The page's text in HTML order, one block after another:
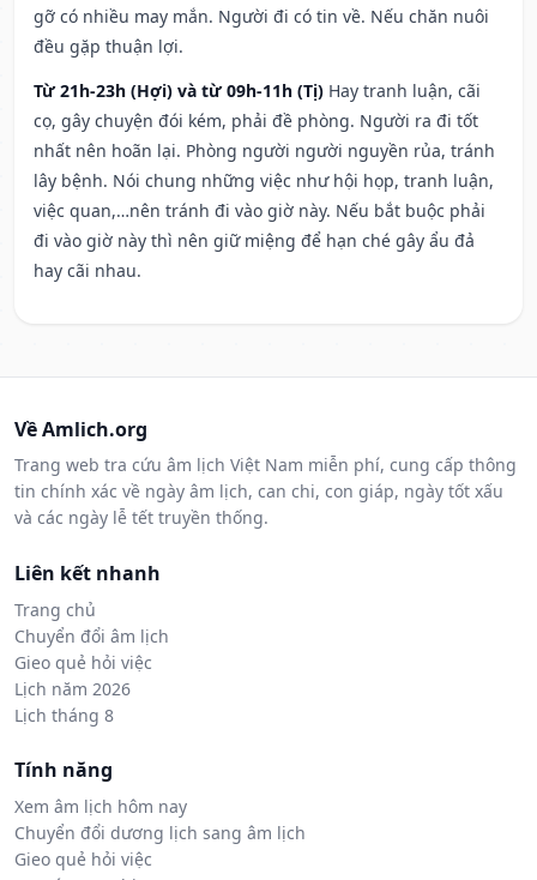
gỡ có nhiều may mắn. Người đi có tin về. Nếu chăn nuôi
đều gặp thuận lợi.
Từ 21h-23h (Hợi) và từ 09h-11h (Tị) Hay tranh luận, cãi
cọ, gây chuyện đói kém, phải đề phòng. Người ra đi tốt
nhất nên hoãn lại. Phòng người người nguyền rủa, tránh
lây bệnh. Nói chung những việc như hội họp, tranh luận,
việc quan,…nên tránh đi vào giờ này. Nếu bắt buộc phải
đi vào giờ này thì nên giữ miệng để hạn ché gây ẩu đả
hay cãi nhau.
Về Amlich.org
Trang web tra cứu âm lịch Việt Nam miễn phí, cung cấp thông
tin chính xác về ngày âm lịch, can chi, con giáp, ngày tốt xấu
và các ngày lễ tết truyền thống.
Liên kết nhanh
Trang chủ
Chuyển đổi âm lịch
Gieo quẻ hỏi việc
Lịch năm 2026
Lịch tháng 8
Tính năng
Xem âm lịch hôm nay
Chuyển đổi dương lịch sang âm lịch
Gieo quẻ hỏi việc